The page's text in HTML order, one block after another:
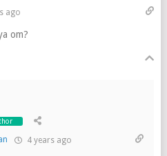
ago
om?
4 years ago